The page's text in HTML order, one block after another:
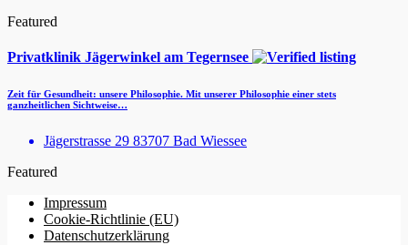
Featured
Privatklinik Jägerwinkel am Tegernsee
Zeit für Gesundheit: unsere Philosophie. Mit unserer Philosophie einer stets
ganzheitlichen Sichtweise…
Jägerstrasse 29 83707 Bad Wiessee
Featured
Impressum
Cookie-Richtlinie (EU)
Datenschutzerklärung